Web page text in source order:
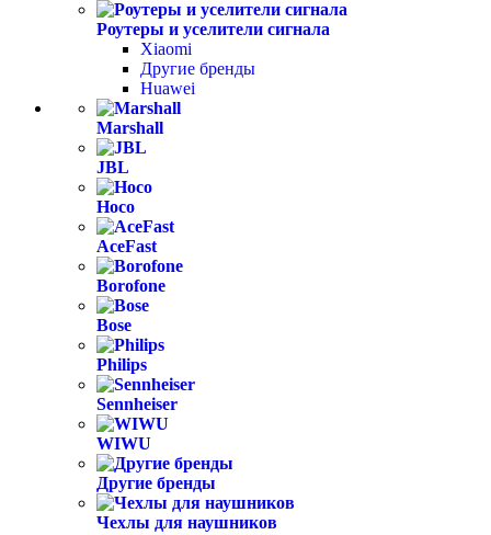
Роутеры и уселители сигнала
Xiaomi
Другие бренды
Huawei
Marshall
JBL
Hoco
AceFast
Borofone
Bose
Philips
Sennheiser
WIWU
Другие бренды
Чехлы для наушников